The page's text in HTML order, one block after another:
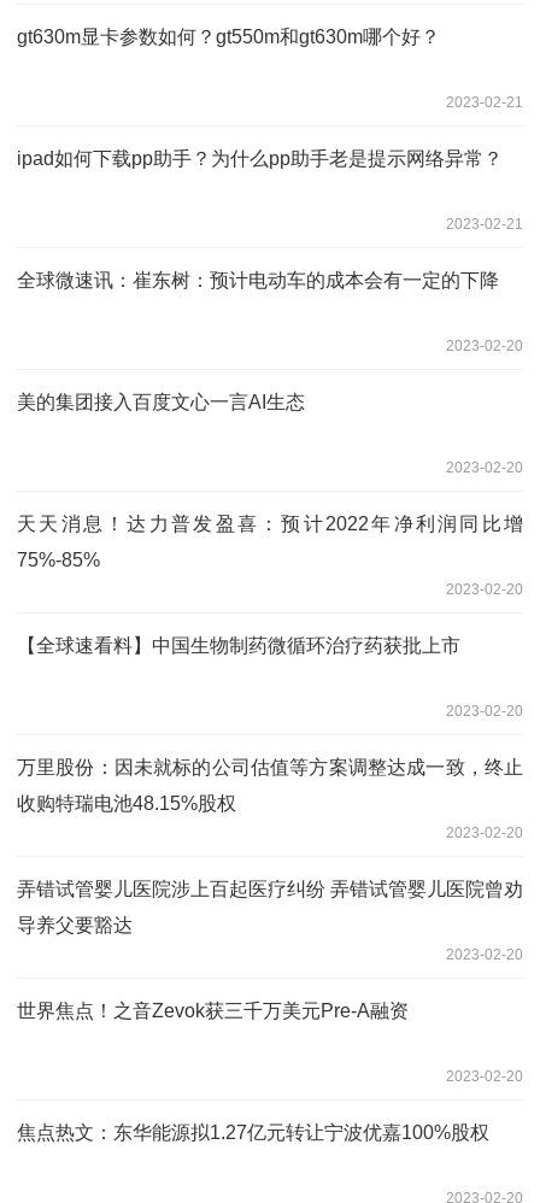
gt630m显卡参数如何？gt550m和gt630m哪个好？
2023-02-21
ipad如何下载pp助手？为什么pp助手老是提示网络异常？
2023-02-21
全球微速讯：崔东树：预计电动车的成本会有一定的下降
2023-02-20
美的集团接入百度文心一言AI生态
2023-02-20
天天消息！达力普发盈喜：预计2022年净利润同比增
75%-85%
2023-02-20
【全球速看料】中国生物制药微循环治疗药获批上市
2023-02-20
万里股份：因未就标的公司估值等方案调整达成一致，终止
收购特瑞电池48.15%股权
2023-02-20
弄错试管婴儿医院涉上百起医疗纠纷 弄错试管婴儿医院曾劝
导养父要豁达
2023-02-20
世界焦点！之音Zevok获三千万美元Pre-A融资
2023-02-20
焦点热文：东华能源拟1.27亿元转让宁波优嘉100%股权
2023-02-20